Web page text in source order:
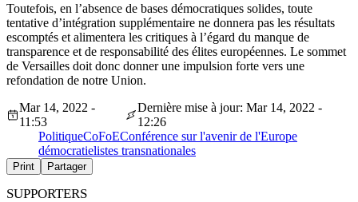
Toutefois, en l’absence de bases démocratiques solides, toute
tentative d’intégration supplémentaire ne donnera pas les résultats
escomptés et alimentera les critiques à l’égard du manque de
transparence et de responsabilité des élites européennes. Le sommet
de Versailles doit donc donner une impulsion forte vers une
refondation de notre Union.
Mar 14, 2022 -
11:53
Dernière mise à jour: Mar 14, 2022 -
12:26
PolitiqueCoFoEConférence sur l'avenir de l'Europe
démocratielistes transnationales
Print Partager
SUPPORTERS